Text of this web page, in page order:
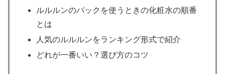
ルルルンのパックを使うときの化粧水の順番
とは
人気のルルルンをランキング形式で紹介
どれが一番いい？選び方のコツ